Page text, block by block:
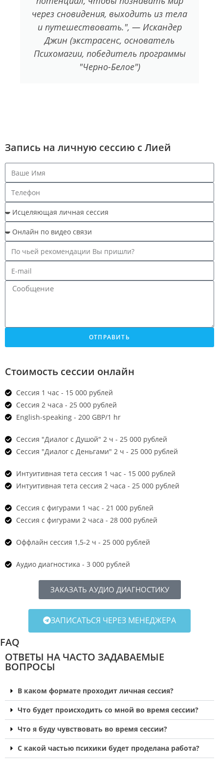
через сновидения, выходить из тела
и путешествовать.", — Искандер
Джин (экстрасенс, основатель
Психомагии, победитель программы
"Черно-Белое")
Запись на личную сессию с Лией
ОТПРАВИТЬ
Стоимость сессии онлайн
Сессия 1 час - 15 000 рублей
Сессия 2 часа - 25 000 рублей
English-speaking - 200 GBP/1 hr
Сессия "Диалог с Душой" 2 ч - 25 000 рублей
Сессия "Диалог с Деньгами" 2 ч - 25 000 рублей
Интуитивная тета сессия 1 час - 15 000 рублей
Интуитивная тета сессия 2 часа - 25 000 рублей
Сессия с фигурами 1 час - 21 000 рублей
Сессия с фигурами 2 часа - 28 000 рублей
Оффлайн сессия 1,5-2 ч - 25 000 рублей
Аудио диагностика - 3 000 рублей
ЗАКАЗАТЬ АУДИО ДИАГНОСТИКУ
ЗАПИСАТЬСЯ ЧЕРЕЗ МЕНЕДЖЕРА
FAQ
ОТВЕТЫ НА ЧАСТО ЗАДАВАЕМЫЕ
ВОПРОСЫ
В каком формате проходит личная сессия?
Что будет происходить со мной во время сессии?
Что я буду чувствовать во время сессии?
С какой частью психики будет проделана работа?